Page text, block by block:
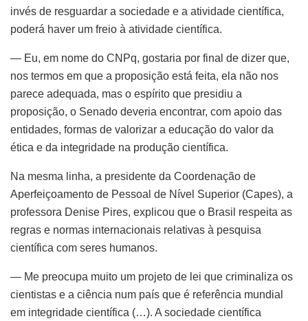
invés de resguardar a sociedade e a atividade científica,
poderá haver um freio à atividade científica.
— Eu, em nome do CNPq, gostaria por final de dizer que,
nos termos em que a proposição está feita, ela não nos
parece adequada, mas o espírito que presidiu a
proposição, o Senado deveria encontrar, com apoio das
entidades, formas de valorizar a educação do valor da
ética e da integridade na produção científica.
Na mesma linha, a presidente da Coordenação de
Aperfeiçoamento de Pessoal de Nível Superior (Capes), a
professora Denise Pires, explicou que o Brasil respeita as
regras e normas internacionais relativas à pesquisa
científica com seres humanos.
— Me preocupa muito um projeto de lei que criminaliza os
cientistas e a ciência num país que é referência mundial
em integridade científica (…). A sociedade científica